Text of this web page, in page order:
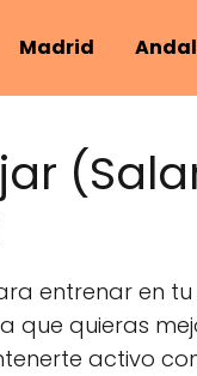
Madrid
entrenar en
que quieras
activo